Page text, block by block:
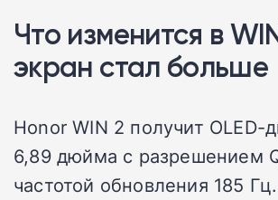
Что изменится в
экран стал больше
Honor WIN 2 получит OLED-
6,89 дюйма с разрешением
частотой обновления 185